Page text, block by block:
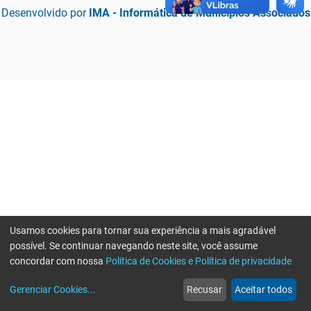
Desenvolvido por IMA - Informática de Municípios Associados
web
Notícias
more_horiz
Mais
Usamos cookies para tornar sua experiência a mais agradável
possível. Se continuar navegando neste site, você assume
concordar com nossa Política de Cookies e Política de privacidade
Gerenciar Cookies... Recusar Aceitar todos
Erro ao enviar informações, por favor tente novamente